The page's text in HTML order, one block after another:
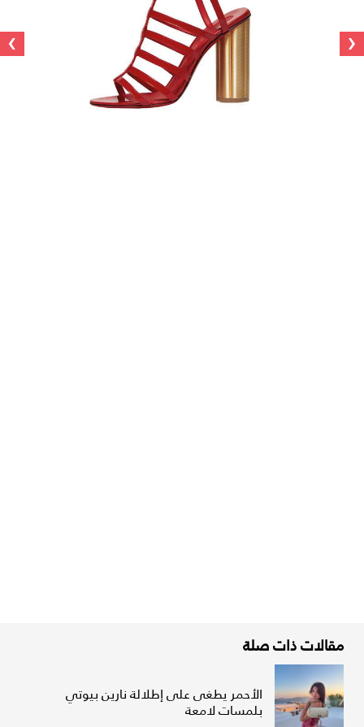
‹
›
مقالات ذات صلة
الأحمر يطغى على إطلالة نارين بيوتي
بلمسات لامعة